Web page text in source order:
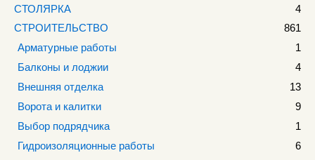
СТОЛЯРКА
4
СТРОИТЕЛЬСТВО
861
Арматурные работы
1
Балконы и лоджии
4
Внешняя отделка
13
Ворота и калитки
9
Выбор подрядчика
1
Гидроизоляционные работы
6